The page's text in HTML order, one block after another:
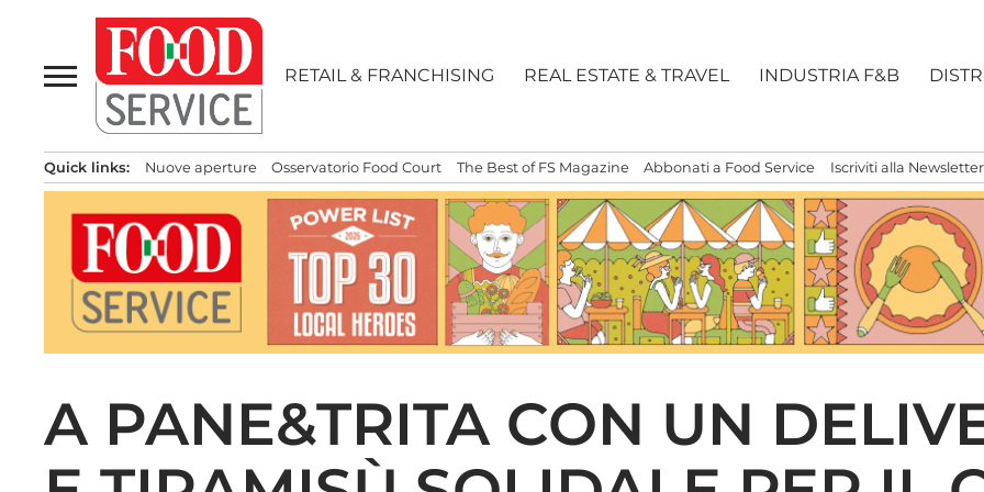
contenuto
RETAIL & FRANCHISING REAL ESTATE & TRAVEL INDUSTRIA F&B
Quick links: Nuove aperture Osservatorio Food Court The Best of FS Magazine Abbonati a Food Service Iscriviti alla Newsletter
A PANE&TRITA CON UN